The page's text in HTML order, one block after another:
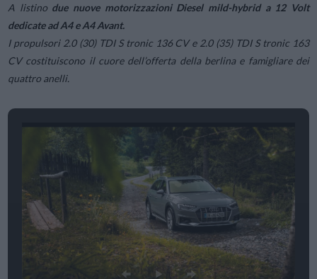
A listinodue nuove motorizzazioni Diesel mild-hybrid a 12 Volt
dedicate ad A4 e A4 Avant.
I propulsori 2.0 (30) TDI S tronic 136 CV e 2.0 (35) TDI S tronic 163
CV costituiscono il cuore dell’offerta della berlina e famigliare dei
quattro anelli.